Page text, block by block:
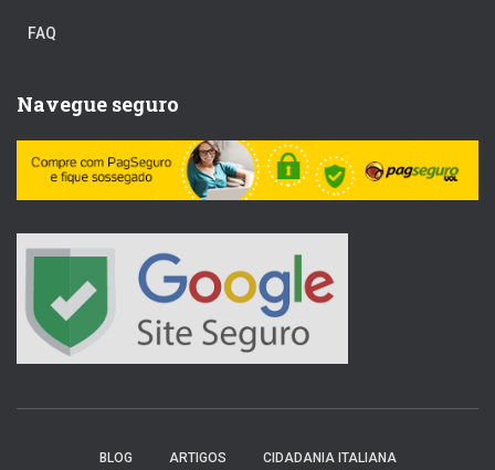
FAQ
Navegue seguro
BLOG ARTIGOS CIDADANIA ITALIANA